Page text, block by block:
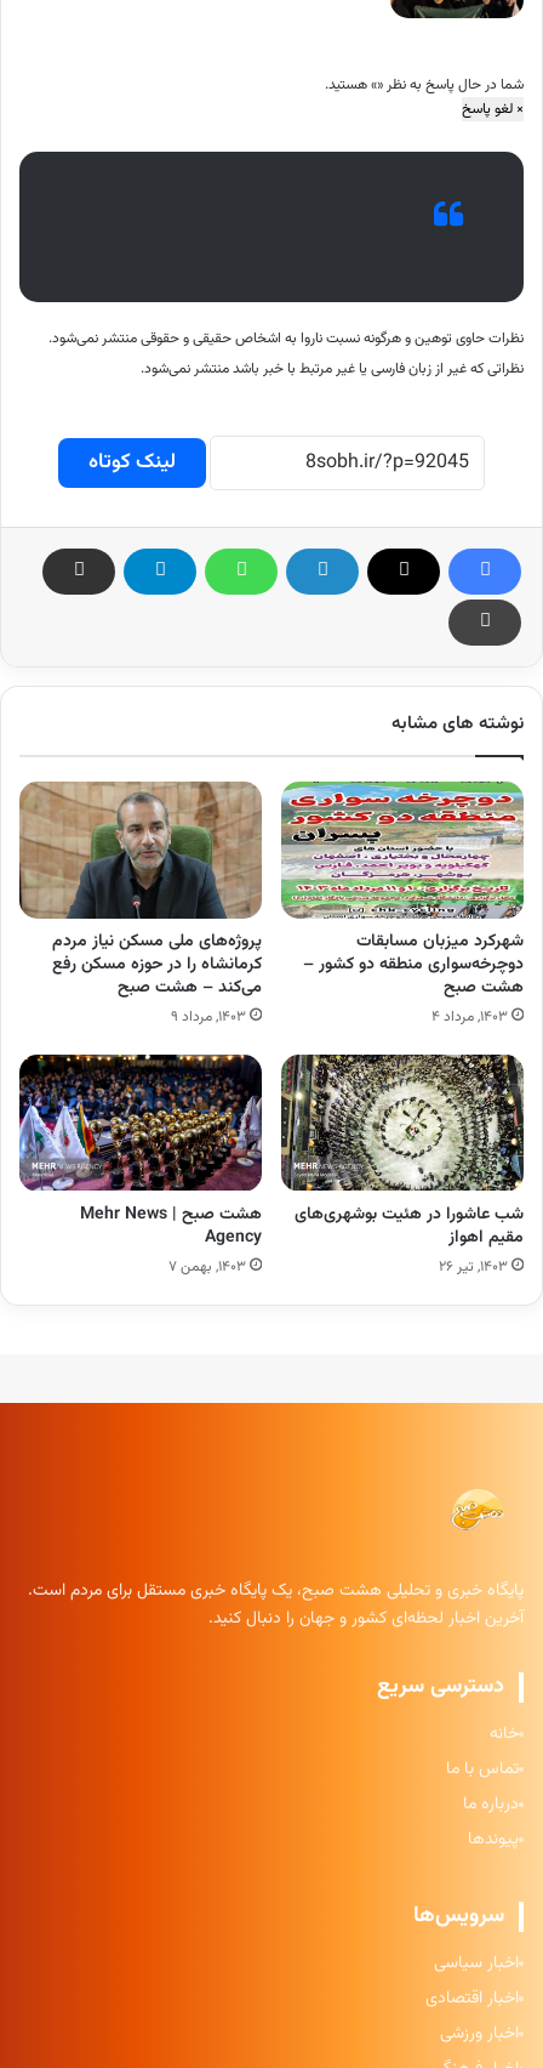
شما در حال پاسخ به نظر «» هستید.
× لغو پاسخ
نظرات حاوی توهین و هرگونه نسبت ناروا به اشخاص حقیقی و حقوقی منتشر نمی‌شود.
نظراتی که غیر از زبان فارسی یا غیر مرتبط با خبر باشد منتشر نمی‌شود.
لینک کوتاه
نوشته های مشابه
شهرکرد میزبان مسابقات
دوچرخه‌سواری منطقه دو کشور –
هشت صبح
۱۴۰۳, مرداد ۴
پروژه‌های ملی مسکن نیاز مردم
کرمانشاه را در حوزه مسکن رفع
می‌کند – هشت صبح
۱۴۰۳, مرداد ۹
شب عاشورا در هئیت بوشهری‌های
مقیم اهواز
۱۴۰۳, تیر ۲۶
هشت صبح | Mehr News
Agency
۱۴۰۳, بهمن ۷
پایگاه خبری و تحلیلی هشت صبح، یک پایگاه خبری مستقل برای مردم است.
آخرین اخبار لحظه‌ای کشور و جهان را دنبال کنید.
دسترسی سریع
خانه
تماس با ما
درباره ما
پیوندها
سرویس‌ها
اخبار سیاسی
اخبار اقتصادی
اخبار ورزشی